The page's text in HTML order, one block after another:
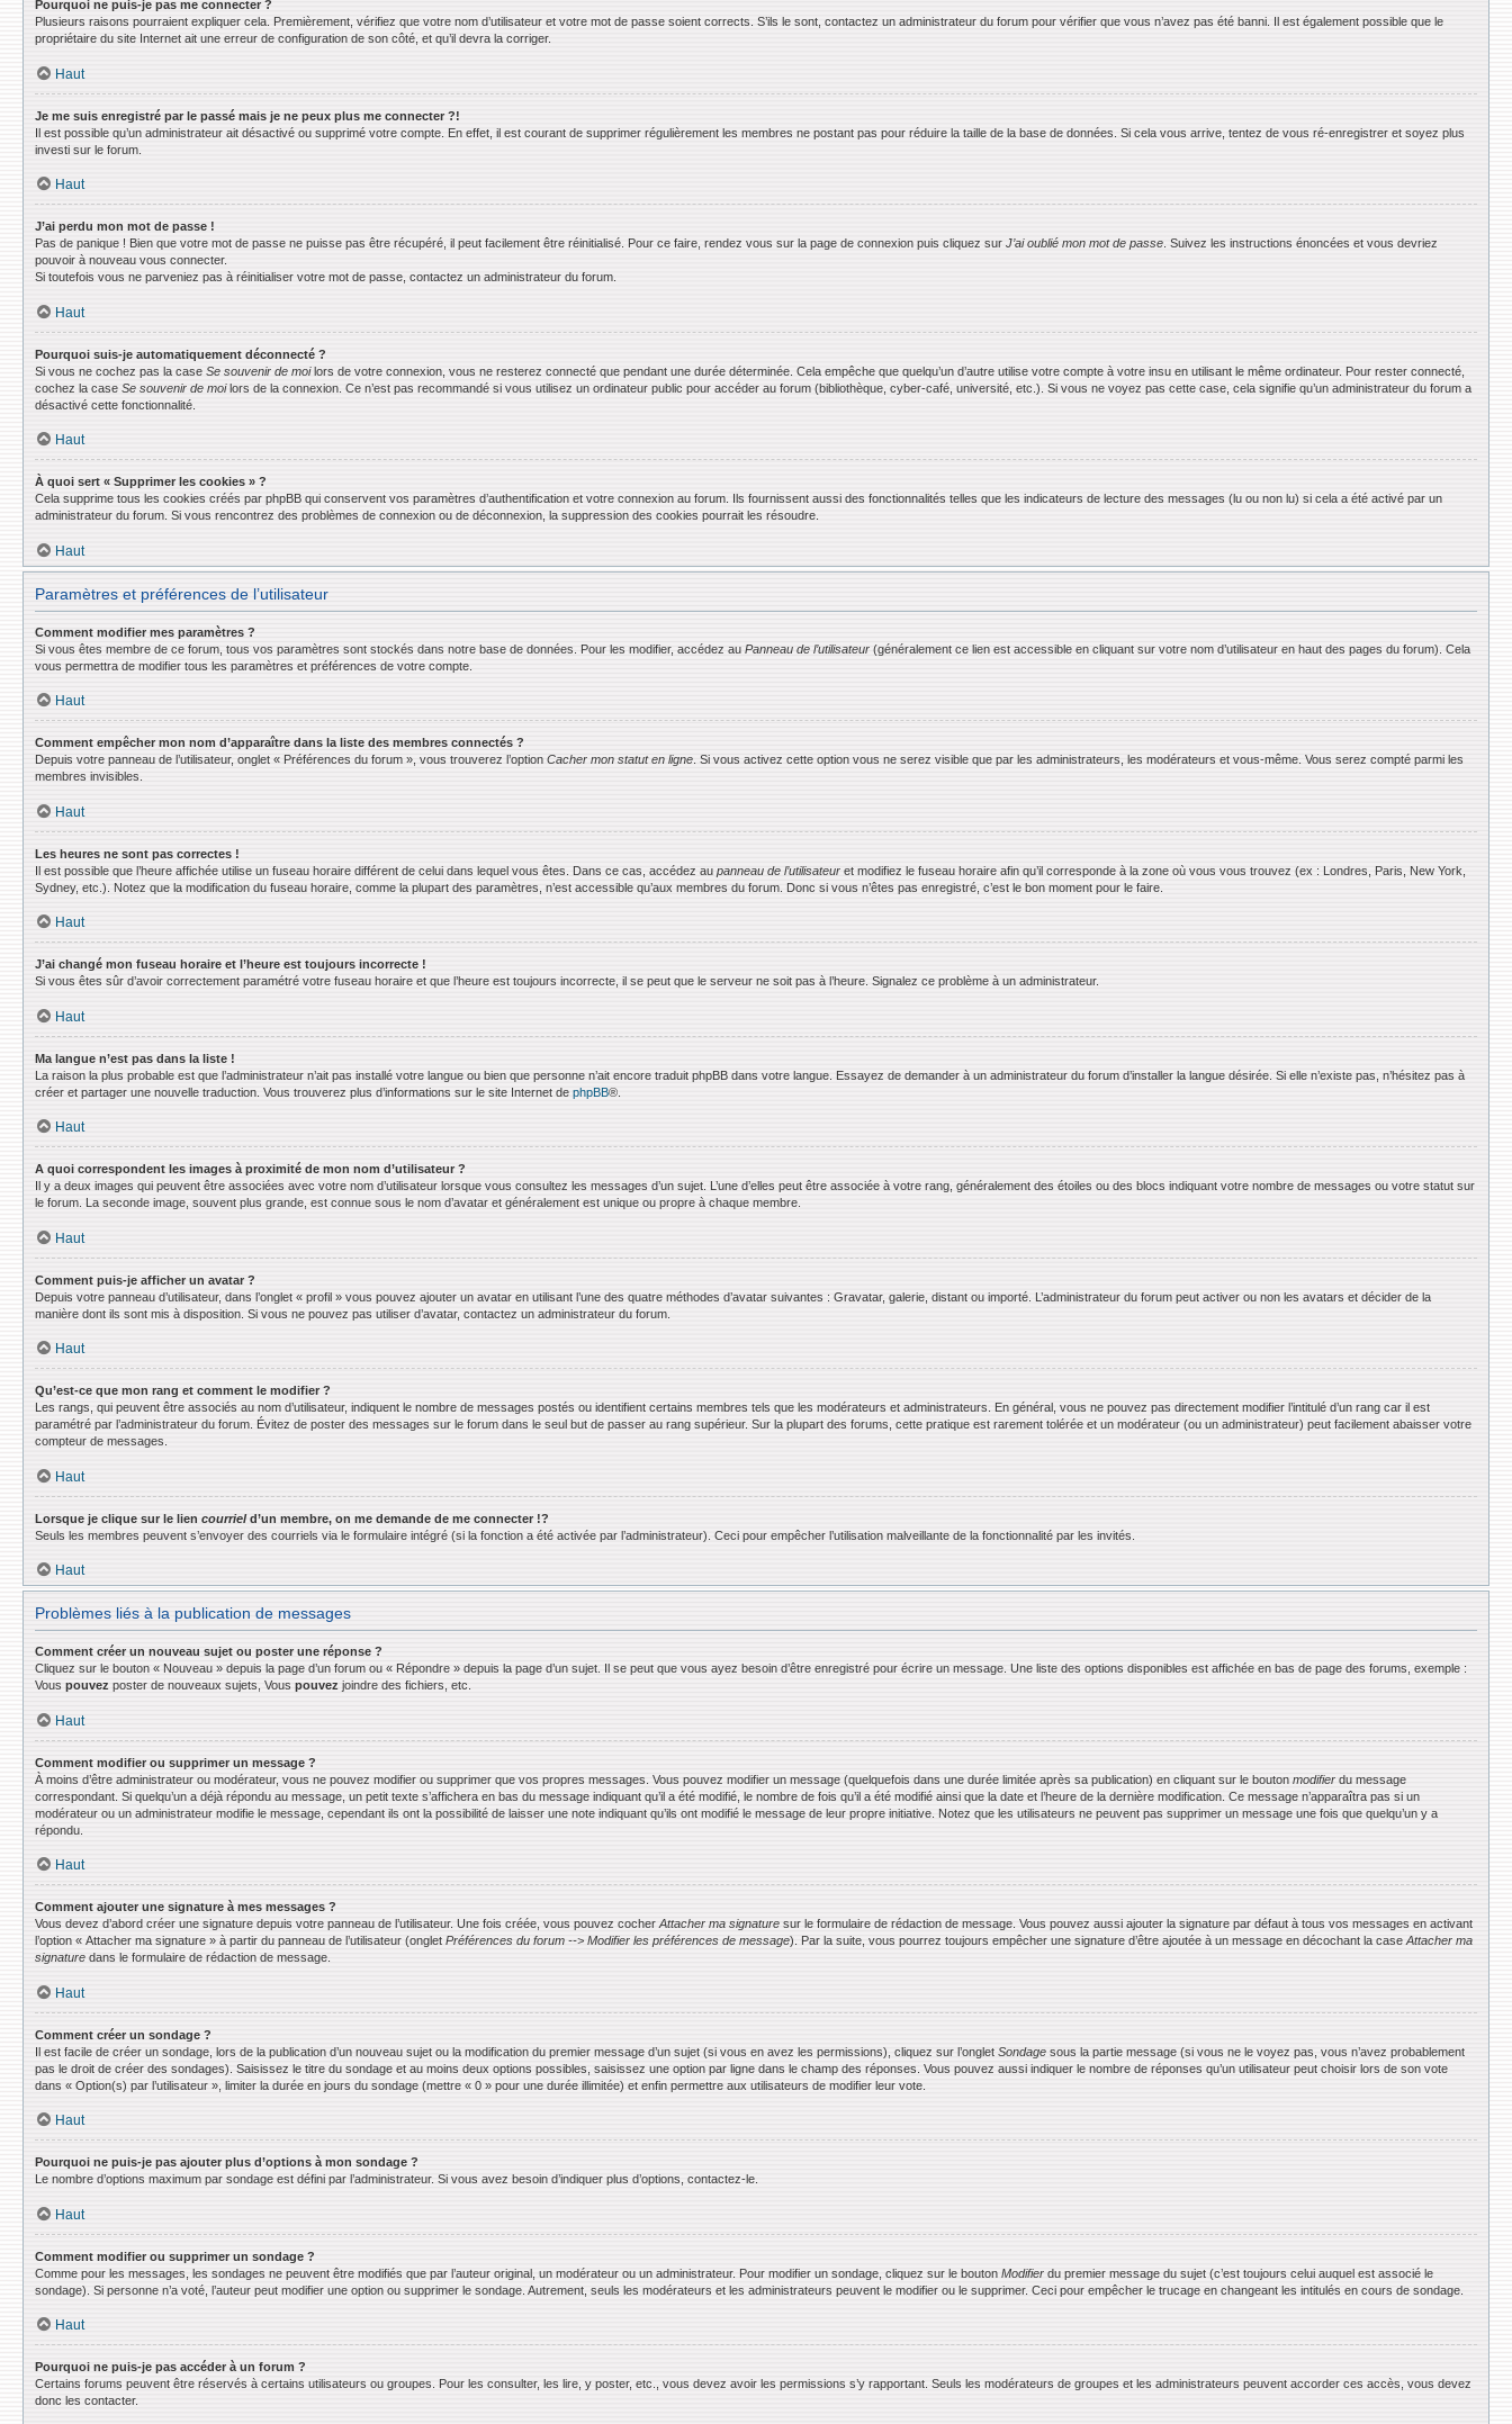
Pourquoi ne puis-je pas me connecter ?
Plusieurs raisons pourraient expliquer cela. Premièrement, vérifiez que votre nom d’utilisateur et votre mot de passe soient corrects. S’ils le sont, contactez un administrateur du forum pour vérifier que vous n’avez pas été banni. Il est également possible que le
propriétaire du site Internet ait une erreur de configuration de son côté, et qu’il devra la corriger.
Haut
Je me suis enregistré par le passé mais je ne peux plus me connecter ?!
Il est possible qu’un administrateur ait désactivé ou supprimé votre compte. En effet, il est courant de supprimer régulièrement les membres ne postant pas pour réduire la taille de la base de données. Si cela vous arrive, tentez de vous ré-enregistrer et soyez plus
investi sur le forum.
Haut
J’ai perdu mon mot de passe !
Pas de panique ! Bien que votre mot de passe ne puisse pas être récupéré, il peut facilement être réinitialisé. Pour ce faire, rendez vous sur la page de connexion puis cliquez sur J’ai oublié mon mot de passe . Suivez les instructions énoncées et vous devriez
pouvoir à nouveau vous connecter.
Si toutefois vous ne parveniez pas à réinitialiser votre mot de passe, contactez un administrateur du forum.
Haut
Pourquoi suis-je automatiquement déconnecté ?
Si vous ne cochez pas la case Se souvenir de moilors de votre connexion, vous ne resterez connecté que pendant une durée déterminée. Cela empêche que quelqu’un d’autre utilise votre compte à votre insu en utilisant le même ordinateur. Pour rester connecté,
cochez la case Se souvenir de moilors de la connexion. Ce n’est pas recommandé si vous utilisez un ordinateur public pour accéder au forum (bibliothèque, cyber-café, université, etc.). Si vous ne voyez pas cette case, cela signifie qu’un administrateur du forum a
désactivé cette fonctionnalité.
Haut
À quoi sert « Supprimer les cookies » ?
Cela supprime tous les cookies créés par phpBB qui conservent vos paramètres d’authentification et votre connexion au forum. Ils fournissent aussi des fonctionnalités telles que les indicateurs de lecture des messages (lu ou non lu) si cela a été activé par un
administrateur du forum. Si vous rencontrez des problèmes de connexion ou de déconnexion, la suppression des cookies pourrait les résoudre.
Haut
Paramètres et préférences de l’utilisateur
Comment modifier mes paramètres ?
Si vous êtes membre de ce forum, tous vos paramètres sont stockés dans notre base de données. Pour les modifier, accédez au Panneau de l’utilisateur (généralement ce lien est accessible en cliquant sur votre nom d’utilisateur en haut des pages du forum). Cela
vous permettra de modifier tous les paramètres et préférences de votre compte.
Haut
Comment empêcher mon nom d’apparaître dans la liste des membres connectés ?
Depuis votre panneau de l’utilisateur, onglet « Préférences du forum », vous trouverez l’option Cacher mon statut en ligne . Si vous activez cette option vous ne serez visible que par les administrateurs, les modérateurs et vous-même. Vous serez compté parmi les
membres invisibles.
Haut
Les heures ne sont pas correctes !
Il est possible que l’heure affichée utilise un fuseau horaire différent de celui dans lequel vous êtes. Dans ce cas, accédez au panneau de l’utilisateur et modifiez le fuseau horaire afin qu’il corresponde à la zone où vous vous trouvez (ex : Londres, Paris, New York,
Sydney, etc.). Notez que la modification du fuseau horaire, comme la plupart des paramètres, n’est accessible qu’aux membres du forum. Donc si vous n’êtes pas enregistré, c’est le bon moment pour le faire.
Haut
J’ai changé mon fuseau horaire et l’heure est toujours incorrecte !
Si vous êtes sûr d’avoir correctement paramétré votre fuseau horaire et que l’heure est toujours incorrecte, il se peut que le serveur ne soit pas à l’heure. Signalez ce problème à un administrateur.
Haut
Ma langue n’est pas dans la liste !
La raison la plus probable est que l’administrateur n’ait pas installé votre langue ou bien que personne n’ait encore traduit phpBB dans votre langue. Essayez de demander à un administrateur du forum d’installer la langue désirée. Si elle n’existe pas, n’hésitez pas à
créer et partager une nouvelle traduction. Vous trouverez plus d’informations sur le site Internet de phpBB®.
Haut
A quoi correspondent les images à proximité de mon nom d’utilisateur ?
Il y a deux images qui peuvent être associées avec votre nom d’utilisateur lorsque vous consultez les messages d’un sujet. L’une d’elles peut être associée à votre rang, généralement des étoiles ou des blocs indiquant votre nombre de messages ou votre statut sur
le forum. La seconde image, souvent plus grande, est connue sous le nom d’avatar et généralement est unique ou propre à chaque membre.
Haut
Comment puis-je afficher un avatar ?
Depuis votre panneau d’utilisateur, dans l’onglet « profil » vous pouvez ajouter un avatar en utilisant l’une des quatre méthodes d’avatar suivantes : Gravatar, galerie, distant ou importé. L’administrateur du forum peut activer ou non les avatars et décider de la
manière dont ils sont mis à disposition. Si vous ne pouvez pas utiliser d’avatar, contactez un administrateur du forum.
Haut
Qu’est-ce que mon rang et comment le modifier ?
Les rangs, qui peuvent être associés au nom d’utilisateur, indiquent le nombre de messages postés ou identifient certains membres tels que les modérateurs et administrateurs. En général, vous ne pouvez pas directement modifier l’intitulé d’un rang car il est
paramétré par l’administrateur du forum. Évitez de poster des messages sur le forum dans le seul but de passer au rang supérieur. Sur la plupart des forums, cette pratique est rarement tolérée et un modérateur (ou un administrateur) peut facilement abaisser votre
compteur de messages.
Haut
Lorsque je clique sur le lien courrield’un membre, on me demande de me connecter !?
Seuls les membres peuvent s’envoyer des courriels via le formulaire intégré (si la fonction a été activée par l’administrateur). Ceci pour empêcher l’utilisation malveillante de la fonctionnalité par les invités.
Haut
Problèmes liés à la publication de messages
Comment créer un nouveau sujet ou poster une réponse ?
Cliquez sur le bouton « Nouveau » depuis la page d’un forum ou « Répondre » depuis la page d’un sujet. Il se peut que vous ayez besoin d’être enregistré pour écrire un message. Une liste des options disponibles est affichée en bas de page des forums, exemple :
Vous pouvez poster de nouveaux sujets, Vous pouvez joindre des fichiers, etc.
Haut
Comment modifier ou supprimer un message ?
À moins d’être administrateur ou modérateur, vous ne pouvez modifier ou supprimer que vos propres messages. Vous pouvez modifier un message (quelquefois dans une durée limitée après sa publication) en cliquant sur le bouton modifier du message
correspondant. Si quelqu’un a déjà répondu au message, un petit texte s’affichera en bas du message indiquant qu’il a été modifié, le nombre de fois qu’il a été modifié ainsi que la date et l’heure de la dernière modification. Ce message n’apparaîtra pas si un
modérateur ou un administrateur modifie le message, cependant ils ont la possibilité de laisser une note indiquant qu’ils ont modifié le message de leur propre initiative. Notez que les utilisateurs ne peuvent pas supprimer un message une fois que quelqu’un y a
répondu.
Haut
Comment ajouter une signature à mes messages ?
Vous devez d’abord créer une signature depuis votre panneau de l’utilisateur. Une fois créée, vous pouvez cocher Attacher ma signature sur le formulaire de rédaction de message. Vous pouvez aussi ajouter la signature par défaut à tous vos messages en activant
l’option « Attacher ma signature » à partir du panneau de l’utilisateur (onglet Préférences du forum --> Modifier les préférences de message). Par la suite, vous pourrez toujours empêcher une signature d’être ajoutée à un message en décochant la case Attacher ma
signature dans le formulaire de rédaction de message.
Haut
Comment créer un sondage ?
Il est facile de créer un sondage, lors de la publication d’un nouveau sujet ou la modification du premier message d’un sujet (si vous en avez les permissions), cliquez sur l’onglet Sondage sous la partie message (si vous ne le voyez pas, vous n’avez probablement
pas le droit de créer des sondages). Saisissez le titre du sondage et au moins deux options possibles, saisissez une option par ligne dans le champ des réponses. Vous pouvez aussi indiquer le nombre de réponses qu’un utilisateur peut choisir lors de son vote
dans « Option(s) par l’utilisateur », limiter la durée en jours du sondage (mettre « 0 » pour une durée illimitée) et enfin permettre aux utilisateurs de modifier leur vote.
Haut
Pourquoi ne puis-je pas ajouter plus d’options à mon sondage ?
Le nombre d’options maximum par sondage est défini par l’administrateur. Si vous avez besoin d’indiquer plus d’options, contactez-le.
Haut
Comment modifier ou supprimer un sondage ?
Comme pour les messages, les sondages ne peuvent être modifiés que par l’auteur original, un modérateur ou un administrateur. Pour modifier un sondage, cliquez sur le bouton Modifier du premier message du sujet (c’est toujours celui auquel est associé le
sondage). Si personne n’a voté, l’auteur peut modifier une option ou supprimer le sondage. Autrement, seuls les modérateurs et les administrateurs peuvent le modifier ou le supprimer. Ceci pour empêcher le trucage en changeant les intitulés en cours de sondage.
Haut
Pourquoi ne puis-je pas accéder à un forum ?
Certains forums peuvent être réservés à certains utilisateurs ou groupes. Pour les consulter, les lire, y poster, etc., vous devez avoir les permissions s’y rapportant. Seuls les modérateurs de groupes et les administrateurs peuvent accorder ces accès, vous devez
donc les contacter.